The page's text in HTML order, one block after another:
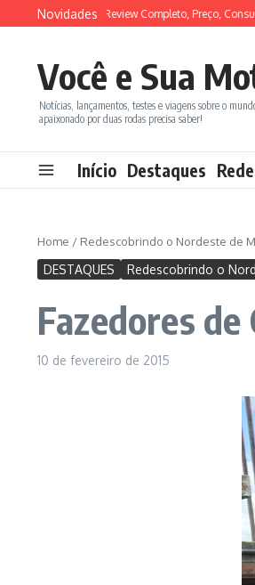
Ir para o conteúdo
Novidades
150 2026: Review Completo, Preço, Consumo e
Você e Sua
Notícias, lançamentos, testes e viagens sobre o
apaixonado por duas rodas precisa saber!
Início Destaques
Home / Redescobrindo o Nordeste de
DESTAQUES Redescobrindo o
Fazedores
10 de fevereiro de 2015